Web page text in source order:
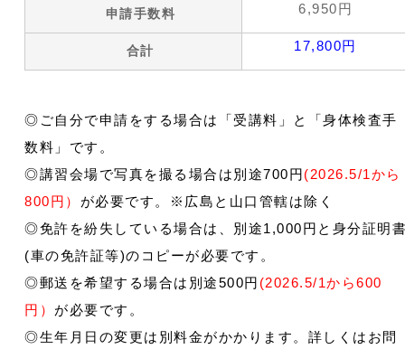
申請手数料 6,950円
合計 17,800円
◎ご自分で申請をする場合は「受講料」と「身体検査手
数料」です。
◎講習会場で写真を撮る場合は別途700円(2026.5/1から
800円） が必要です。※広島と山口管轄は除く
◎免許を紛失している場合は、別途1,000円と身分証明
(車の免許証等)のコピーが必要です。
◎郵送を希望する場合は別途500円 (2026.5/1から600
円） が必要です。
◎生年月日の変更は別料金がかかります。詳しくはお問